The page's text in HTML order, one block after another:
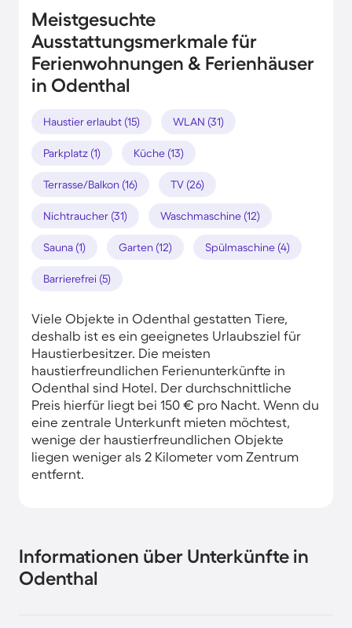
Meistgesuchte
Ausstattungsmerkmale für
Ferienwohnungen & Ferienhäuser
in Odenthal
Haustier erlaubt (15) WLAN (31)
Parkplatz (1) Küche (13)
Terrasse/Balkon (16) TV (26)
Nichtraucher (31) Waschmaschine (12)
Sauna (1) Garten (12) Spülmaschine (4)
Barrierefrei (5)
Viele Objekte in Odenthal gestatten Tiere,
deshalb ist es ein geeignetes Urlaubsziel für
Haustierbesitzer. Die meisten
haustierfreundlichen Ferienunterkünfte in
Odenthal sind Hotel. Der durchschnittliche
Preis hierfür liegt bei 150 € pro Nacht. Wenn du
eine zentrale Unterkunft mieten möchtest,
wenige der haustierfreundlichen Objekte
liegen weniger als 2 Kilometer vom Zentrum
entfernt.
Informationen über Unterkünfte in
Odenthal